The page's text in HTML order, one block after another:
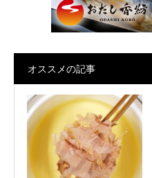
オススメの記事